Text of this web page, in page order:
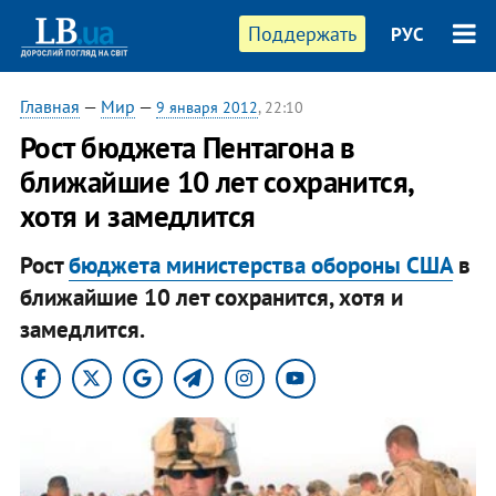
Поддержать РУС
Главная — Мир — 9 января 2012, 22:10
Рост бюджета Пентагона в
ближайшие 10 лет сохранится,
хотя и замедлится
Ростбюджета министерства обороны СШАв
ближайшие 10 лет сохранится, хотя и
замедлится.